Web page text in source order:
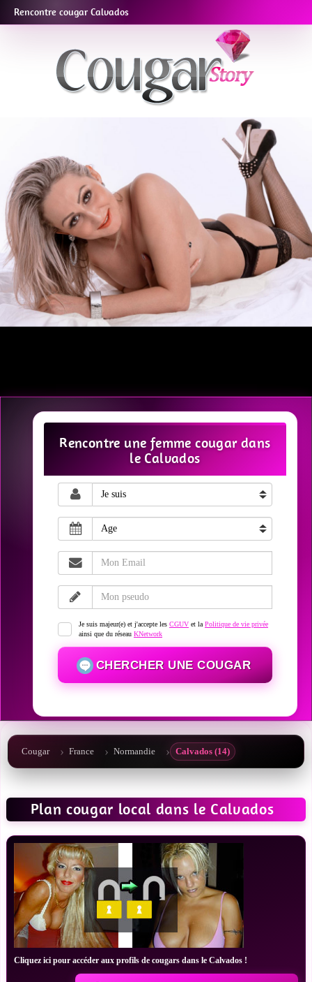
Rencontre cougar Calvados
Rencontre une femme cougar dans
le Calvados
Je suis majeur(e) et j'accepte les CGUV et la Politique de vie privée
ainsi que du réseau KNetwork
CHERCHER UNE COUGAR
Cougar France Normandie Calvados (14)
Plan cougar local dans le Calvados
Cliquez ici pour accéder aux profils de cougars dans le Calvados !